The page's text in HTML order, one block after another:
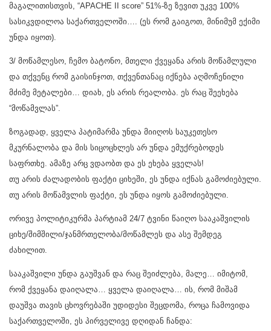
მაგალითისთვის, “APACHE II score” 51%-ზე ზევით უკვე 100%
სასიკვდილოა საქართველოში…. (ეს რომ გაიგოთ, მინიმუმ ექიმი
უნდა იყოთ).
3/ მოწამლესო, ჩემო ბატონო, მთელი ქვეყანა არის მოწამლული
და თქვენც რომ გაისინჯოთ, თქვენთანაც იქნება აღმოჩენილი
მძიმე მეტალები… დიახ, ეს არის რეალობა. ეს რაც შეეხება
“მოწამვლას”.
ზოგადად, ყველა პატიმარმა უნდა მიიღოს საუკეთესო
მკურნალობა და მის სიცოცხლეს არ უნდა ემუქრებოდეს
საფრთხე. ამაზე არც ვდაობთ და ეს ეხება ყველას!
თუ არის ძალადობის ფაქტი ციხეში, ეს უნდა იქნას გამოძიებული.
თუ არის მოწამვლის ფაქტი, ეს უნდა იყოს გამოძიებული.
ორივე პოლიტიკურმა პარტიამ 24/7 ტვინი წაიღო სააკაშვილის
ციხე/შიმშილი/ჯანმრთელობა/მოწამლეს და ასე შემდეგ
ძახილით.
სააკაშვილი უნდა გაუშვან და რაც შეიძლება, მალე… იმიტომ,
რომ ქვეყანა დაიღალა… ყველა დაიღალა… ის, რომ მიშამ
დაუშვა თავის ცხოვრებაში უდიდესი შეცდომა, როცა ჩამოვიდა
საქართველოში, ეს პირველივე დღიდან ჩანდა: